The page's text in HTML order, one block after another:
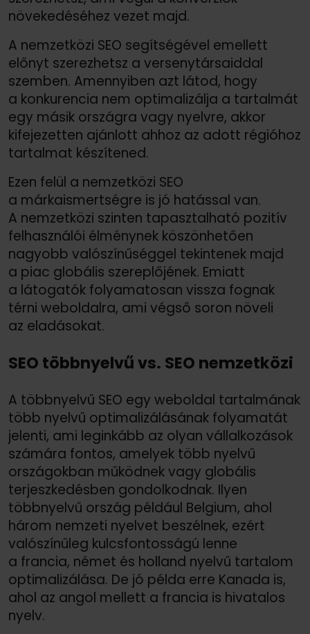
növekedéséhez vezet majd.
A nemzetközi SEO segítségével emellett
előnyt szerezhetsz a versenytársaiddal
szemben. Amennyiben azt látod, hogy
a konkurencia nem optimalizálja a tartalmát
egy másik országra vagy nyelvre, akkor
kifejezetten ajánlott ahhoz az adott régióhoz
tartalmat készítened.
Ezen felül a nemzetközi SEO
a márkaismertségre is jó hatással van.
A nemzetközi szinten tapasztalható pozitív
felhasználói élménynek köszönhetően
nagyobb valószínűséggel tekintenek majd
a piac globális szereplőjének. Emiatt
a látogatók folyamatosan vissza fognak
térni weboldalra, ami végső soron növeli
az eladásokat.
SEO többnyelvű vs. SEO nemzetközi
A többnyelvű SEO egy weboldal tartalmának
több nyelvű optimalizálásának folyamatát
jelenti, ami leginkább az olyan vállalkozások
számára fontos, amelyek több nyelvű
országokban működnek vagy globális
terjeszkedésben gondolkodnak. Ilyen
többnyelvű ország például Belgium, ahol
három nemzeti nyelvet beszélnek, ezért
valószínűleg kulcsfontosságú lenne
a francia, német és holland nyelvű tartalom
optimalizálása. De jó példa erre Kanada is,
ahol az angol mellett a francia is hivatalos
nyelv.